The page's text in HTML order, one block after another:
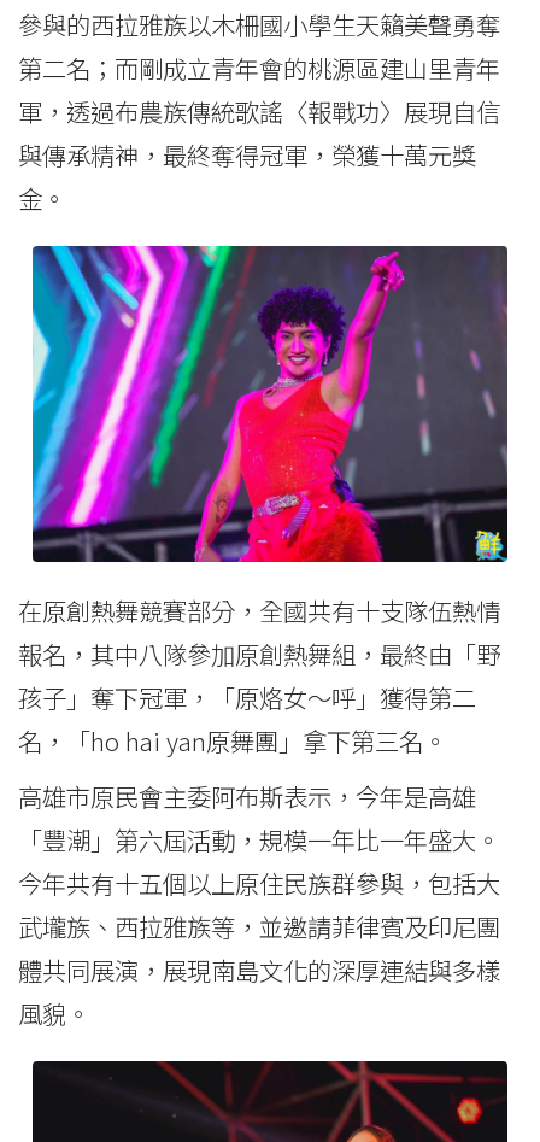
參與的西拉雅族以木柵國小學生天籟美聲勇奪
第二名；而剛成立青年會的桃源區建山里青年
軍，透過布農族傳統歌謠〈報戰功〉展現自信
與傳承精神，最終奪得冠軍，榮獲十萬元獎
金。
在原創熱舞競賽部分，全國共有十支隊伍熱情
報名，其中八隊參加原創熱舞組，最終由「野
孩子」奪下冠軍，「原烙女〜呼」獲得第二
名，「ho hai yan原舞團」拿下第三名。
高雄市原民會主委阿布斯表示，今年是高雄
「豐潮」第六屆活動，規模一年比一年盛大。
今年共有十五個以上原住民族群參與，包括大
武壠族、西拉雅族等，並邀請菲律賓及印尼團
體共同展演，展現南島文化的深厚連結與多樣
風貌。